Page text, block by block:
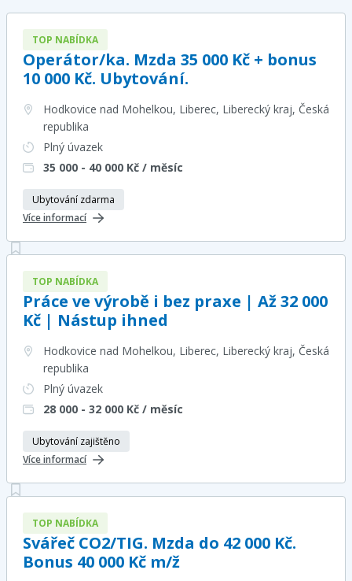
TOP NABÍDKA
Operátor/ka. Mzda 35 000 Kč + bonus
10 000 Kč. Ubytování.
Hodkovice nad Mohelkou, Liberec, Liberecký kraj, Česká
republika
Plný úvazek
35 000 - 40 000 Kč / měsíc
Ubytování zdarma
Více informací
TOP NABÍDKA
Práce ve výrobě i bez praxe | Až 32 000
Kč | Nástup ihned
Hodkovice nad Mohelkou, Liberec, Liberecký kraj, Česká
republika
Plný úvazek
28 000 - 32 000 Kč / měsíc
Ubytování zajištěno
Více informací
TOP NABÍDKA
Svářeč CO2/TIG. Mzda do 42 000 Kč.
Bonus 40 000 Kč m/ž